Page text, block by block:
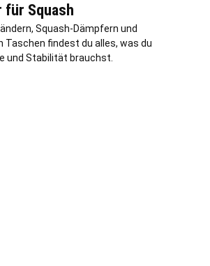
für Squash
Squash-Dämpfern und
Taschen findest du alles, was du
und Stabilität brauchst.